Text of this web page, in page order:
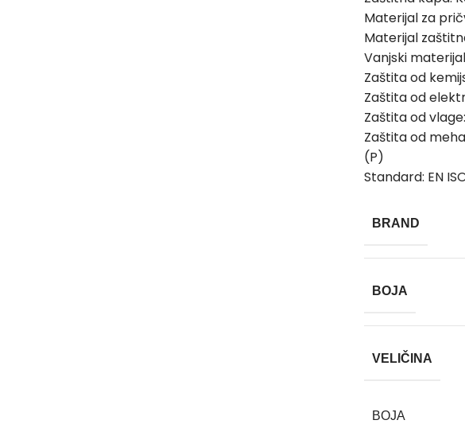
Materijal za
Materijal
Vanjski
Zaštita od
Zaštita od
Zaštita od
Zaštita od
(P)
Standard: EN
BRAND
BOJA
VELIČINA
BOJA